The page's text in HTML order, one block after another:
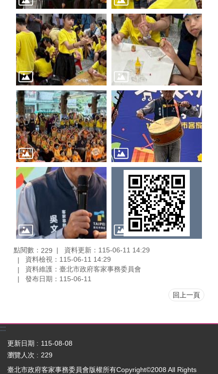
點閱數： 229
資料更新：115-06-11 14:29
資料檢視：115-06-11 14:29
資料維護：臺北市政府客家事務委員會
發布日期：115-06-11
回上一頁
:::
更新日期
115-08-08
瀏覽人次
229
臺北市政府客家事務委員會版權所有Copyright©2008 All Rights